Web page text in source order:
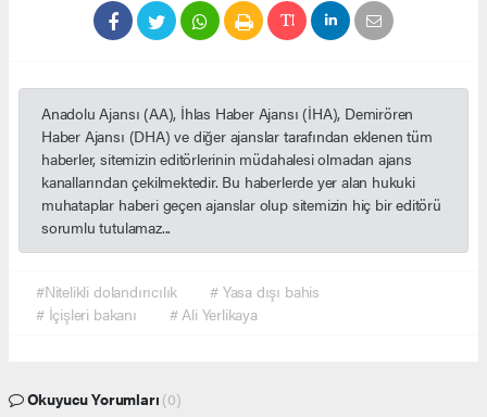
Anadolu Ajansı (AA), İhlas Haber Ajansı (İHA), Demirören
Haber Ajansı (DHA) ve diğer ajanslar tarafından eklenen tüm
haberler, sitemizin editörlerinin müdahalesi olmadan ajans
kanallarından çekilmektedir. Bu haberlerde yer alan hukuki
muhataplar haberi geçen ajanslar olup sitemizin hiç bir editörü
sorumlu tutulamaz...
#Nitelikli dolandırıcılık
# Yasa dışı bahis
# İçişleri bakanı
# Ali Yerlikaya
Okuyucu Yorumları (0)